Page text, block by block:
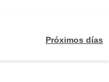
Próximos días